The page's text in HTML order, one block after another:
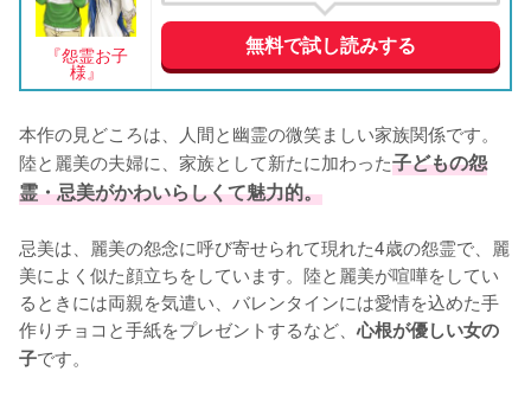
『怨霊お子
様』
無料で試し読みする
本作の見どころは、人間と幽霊の微笑ましい家族関係です。
陸と麗美の夫婦に、家族として新たに加わった子どもの怨
霊・忌美がかわいらしくて魅力的。
忌美は、麗美の怨念に呼び寄せられて現れた4歳の怨霊で、麗
美によく似た顔立ちをしています。陸と麗美が喧嘩をしてい
るときには両親を気遣い、バレンタインには愛情を込めた手
作りチョコと手紙をプレゼントするなど、心根が優しい女の
子です。